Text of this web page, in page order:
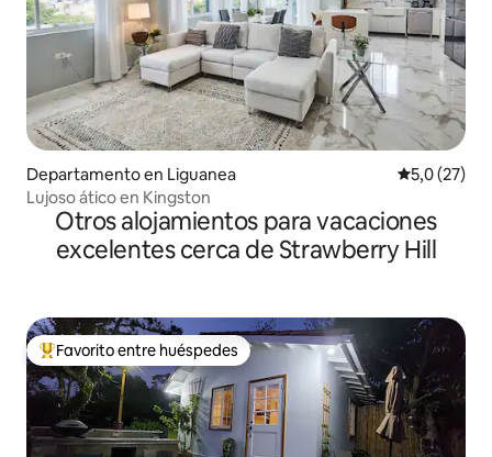
Departamento en Liguanea Calificación
5,0 (27)
Lujoso ático en Kingston
Otros alojamientos para vacaciones
excelentes cerca de Strawberry Hill
Favorito entre los huéspedes más destacados
Favorito entre huéspedes